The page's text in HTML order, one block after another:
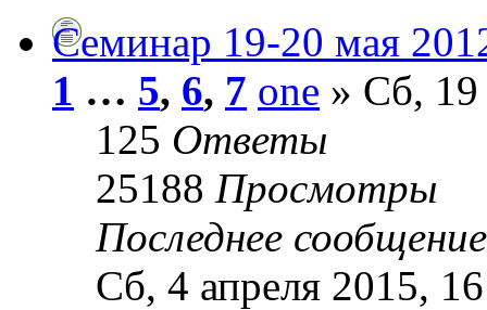
Семинар 19-20 мая
1 … 5, 6, 7 one » Сб, 19
125 Ответы
25188 Просмотры
Последнее
Сб, 4 апреля 2015,